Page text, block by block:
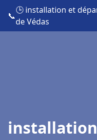
📞
🕒 installation et
de Védas